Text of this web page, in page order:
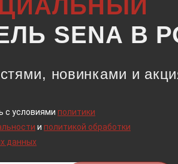
SENA В
новинками и
c условиями политики
и политикой обработки
данных